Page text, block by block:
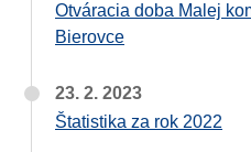
Otváracia doba Malej
Bierovce
23. 2. 2023
Štatistika za rok 2022